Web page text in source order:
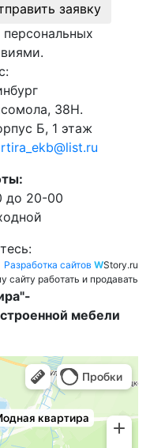
заявку
38Н.
Б, 1 этаж
до 20-00
Разработка сайтов WStory.ru
сайту работать и продавать
мебели